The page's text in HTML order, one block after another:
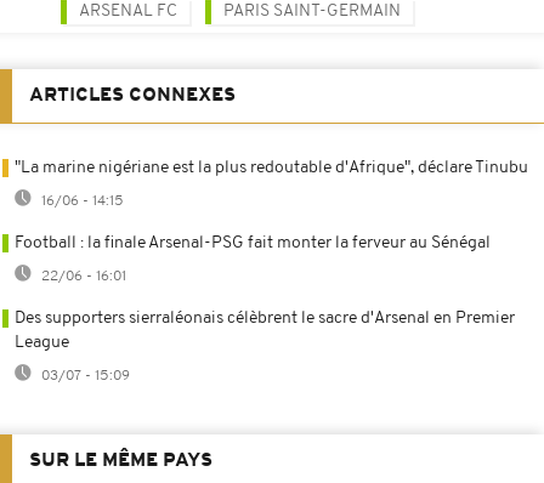
ARSENAL FC PARIS SAINT-GERMAIN
ARTICLES CONNEXES
"La marine nigériane est la plus redoutable d'Afrique", déclare Tinubu
16/06 - 14:15
Football : la finale Arsenal-PSG fait monter la ferveur au Sénégal
22/06 - 16:01
Des supporters sierraléonais célèbrent le sacre d'Arsenal en Premier
League
03/07 - 15:09
SUR LE MÊME PAYS